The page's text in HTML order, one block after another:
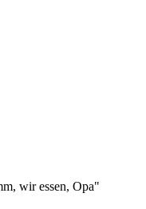
wir essen, Opa"